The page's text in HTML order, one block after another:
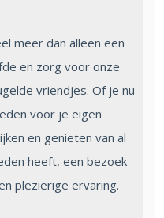
meer dan alleen een
en zorg voor onze
vriendjes. Of je nu
voor je eigen
en genieten van al
heeft, een bezoek
plezierige ervaring.